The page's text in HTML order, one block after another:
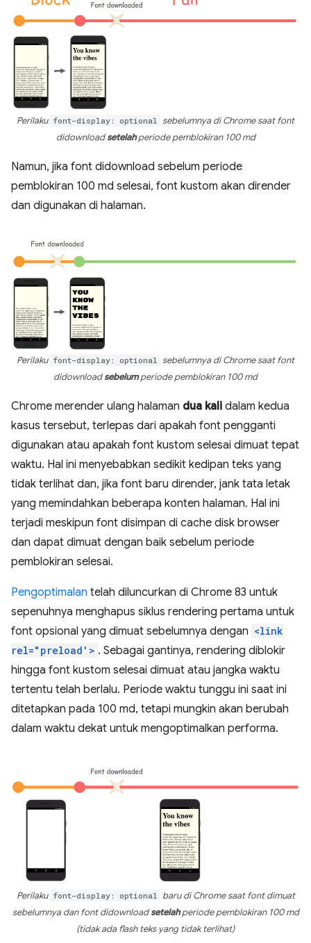
Perilaku font-display: optional
sebelumnya di Chrome saat font
didownloadsetelahperiode pemblokiran 100 md
Namun, jika font didownload sebelum periode
pemblokiran 100 md selesai, font kustom akan dirender
dan digunakan di halaman.
Perilaku font-display: optional
sebelumnya di Chrome saat font
didownloadsebelumperiode pemblokiran 100 md
Chrome merender ulang halaman dua kali dalam kedua
kasus tersebut, terlepas dari apakah font pengganti
digunakan atau apakah font kustom selesai dimuat tepat
waktu. Hal ini menyebabkan sedikit kedipan teks yang
tidak terlihat dan, jika font baru dirender, jank tata letak
yang memindahkan beberapa konten halaman. Hal ini
terjadi meskipun font disimpan di cache disk browser
dan dapat dimuat dengan baik sebelum periode
pemblokiran selesai.
Pengoptimalan telah diluncurkan di Chrome 83 untuk
sepenuhnya menghapus siklus rendering pertama untuk
font opsional yang dimuat sebelumnya dengan <link
rel="preload'> . Sebagai gantinya, rendering diblokir
hingga font kustom selesai dimuat atau jangka waktu
tertentu telah berlalu. Periode waktu tunggu ini saat ini
ditetapkan pada 100 md, tetapi mungkin akan berubah
dalam waktu dekat untuk mengoptimalkan performa.
Perilaku font-display: optional baru di Chrome saat font dimuat
sebelumnya dan font didownloadsetelahperiode pemblokiran 100 md
(tidak ada flash teks yang tidak terlihat)